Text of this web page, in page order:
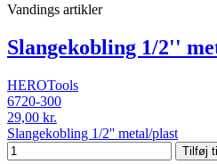
Vandings artikler
Slangekobling 1/2''
HEROTools
6720-300
29,00 kr.
Slangekobling 1/2'' metal/plast
Tilføj